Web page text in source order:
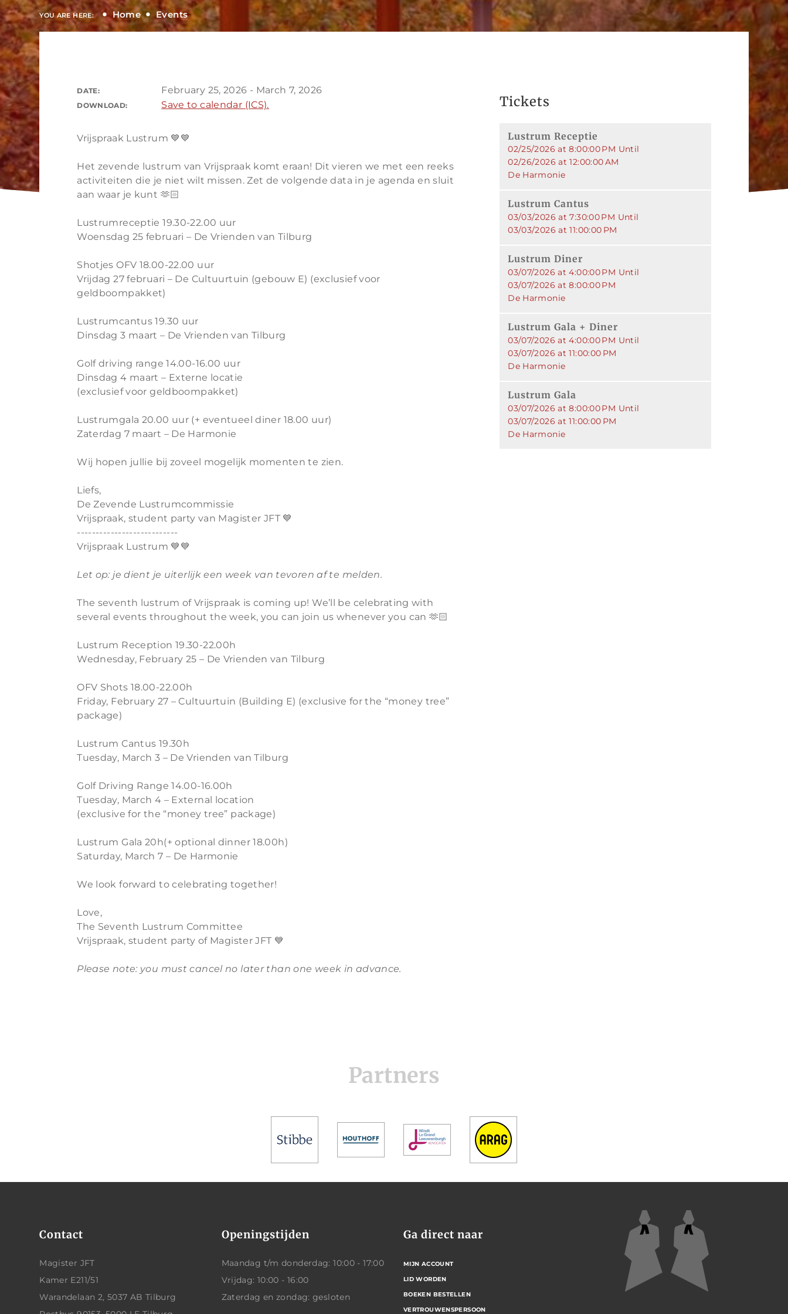
YOU ARE HERE: Home Events
DATE: February 25, 2026 - March 7, 2026
DOWNLOAD: Save to calendar (ICS).
Vrijspraak Lustrum 💙💙
Het zevende lustrum van Vrijspraak komt eraan! Dit vieren we met een reeks
activiteiten die je niet wilt missen. Zet de volgende data in je agenda en sluit
aan waar je kunt 🫶🏻
Lustrumreceptie 19.30-22.00 uur
Woensdag 25 februari – De Vrienden van Tilburg
Shotjes OFV 18.00-22.00 uur
Vrijdag 27 februari – De Cultuurtuin (gebouw E) (exclusief voor
geldboompakket)
Lustrumcantus 19.30 uur
Dinsdag 3 maart – De Vrienden van Tilburg
Golf driving range 14.00-16.00 uur
Dinsdag 4 maart – Externe locatie
(exclusief voor geldboompakket)
Lustrumgala 20.00 uur (+ eventueel diner 18.00 uur)
Zaterdag 7 maart – De Harmonie
Wij hopen jullie bij zoveel mogelijk momenten te zien.
Liefs,
De Zevende Lustrumcommissie
Vrijspraak, student party van Magister JFT 💙
---------------------------
Vrijspraak Lustrum 💙💙
Let op: je dient je uiterlijk een week van tevoren af te melden.
The seventh lustrum of Vrijspraak is coming up! We’ll be celebrating with
several events throughout the week, you can join us whenever you can 🫶🏻
Lustrum Reception 19.30-22.00h
Wednesday, February 25 – De Vrienden van Tilburg
OFV Shots 18.00-22.00h
Friday, February 27 – Cultuurtuin (Building E) (exclusive for the “money tree”
package)
Lustrum Cantus 19.30h
Tuesday, March 3 – De Vrienden van Tilburg
Golf Driving Range 14.00-16.00h
Tuesday, March 4 – External location
(exclusive for the “money tree” package)
Lustrum Gala 20h(+ optional dinner 18.00h)
Saturday, March 7 – De Harmonie
We look forward to celebrating together!
Love,
The Seventh Lustrum Committee
Vrijspraak, student party of Magister JFT 💙
Please note: you must cancel no later than one week in advance.
Tickets
Lustrum Receptie
02/25/2026 at 8:00:00 PM Until
02/26/2026 at 12:00:00 AM
De Harmonie
Lustrum Cantus
03/03/2026 at 7:30:00 PM Until
03/03/2026 at 11:00:00 PM
Lustrum Diner
03/07/2026 at 4:00:00 PM Until
03/07/2026 at 8:00:00 PM
De Harmonie
Lustrum Gala + Diner
03/07/2026 at 4:00:00 PM Until
03/07/2026 at 11:00:00 PM
De Harmonie
Lustrum Gala
03/07/2026 at 8:00:00 PM Until
03/07/2026 at 11:00:00 PM
De Harmonie
Partners
Contact
Magister JFT
Kamer E211/51
Warandelaan 2, 5037 AB Tilburg
Openingstijden
Maandag t/m donderdag: 10:00 - 17:00
Vrijdag: 10:00 - 16:00
Zaterdag en zondag: gesloten
Ga direct naar
MIJN ACCOUNT
LID WORDEN
BOEKEN BESTELLEN
VERTROUWENSPERSOON